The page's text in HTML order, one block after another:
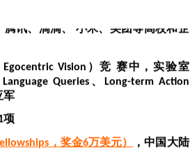
讯、滴滴、 小米、美团等高校和企
Queries、Long-term Action
军
项
，奖金6万美元）